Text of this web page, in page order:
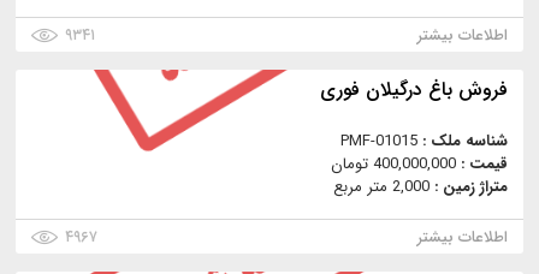
اطلاعات بیشتر
۹۳۴۱
فروش باغ درگيلان فوری
شناسه ملک : PMF-01015
قیمت : 400,000,000 تومان
متراژ زمین : 2,000 متر مربع
اطلاعات بیشتر
۴۹۶۷